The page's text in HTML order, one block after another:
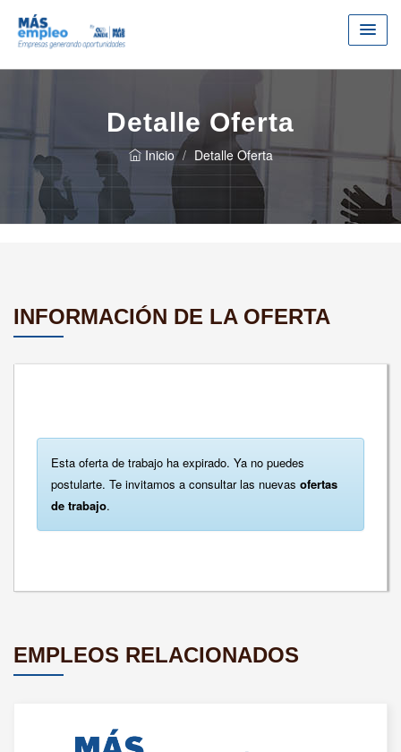
Detalle Oferta
Inicio Detalle Oferta
INFORMACIÓN DE LA OFERTA
Esta oferta de trabajo ha expirado. Ya no puedes
postularte. Te invitamos a consultar las nuevas ofertas
de trabajo.
EMPLEOS RELACIONADOS